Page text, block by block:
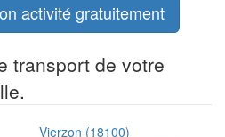
activité gratuitement
transport de votre
Vierzon (18100)